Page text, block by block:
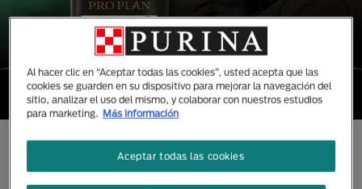
CONOCE TODAS NUESTRAS
MARCAS DISEÑADAS
Al hacer clic en “Aceptar todas las cookies”, usted acepta que las
cookies se guarden en su dispositivo para mejorar la navegación del
sitio, analizar el uso del mismo, y colaborar con nuestros estudios
para marketing. Más información
Aceptar todas las cookies